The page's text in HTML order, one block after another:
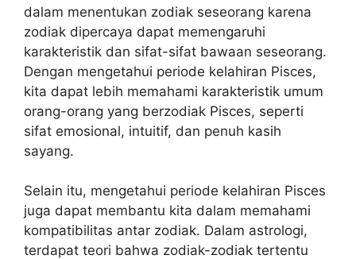
dalam menentukan zodiak seseorang karena
zodiak dipercaya dapat memengaruhi
karakteristik dan sifat-sifat bawaan seseorang.
Dengan mengetahui periode kelahiran Pisces,
kita dapat lebih memahami karakteristik umum
orang-orang yang berzodiak Pisces, seperti
sifat emosional, intuitif, dan penuh kasih
sayang.
Selain itu, mengetahui periode kelahiran Pisces
juga dapat membantu kita dalam memahami
kompatibilitas antar zodiak. Dalam astrologi,
terdapat teori bahwa zodiak-zodiak tertentu